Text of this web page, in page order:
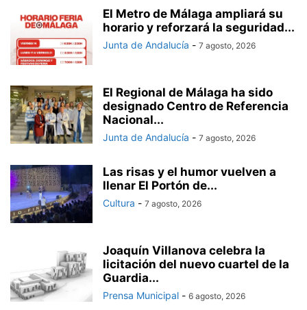
El Metro de Málaga ampliará su
horario y reforzará la seguridad...
Junta de Andalucía - 7 agosto, 2026
El Regional de Málaga ha sido
designado Centro de Referencia
Nacional...
Junta de Andalucía - 7 agosto, 2026
Las risas y el humor vuelven a
llenar El Portón de...
Cultura - 7 agosto, 2026
Joaquín Villanova celebra la
licitación del nuevo cuartel de la
Guardia...
Prensa Municipal - 6 agosto, 2026